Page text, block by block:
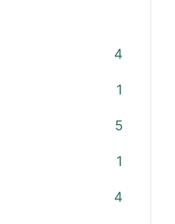
4
1
5
1
4